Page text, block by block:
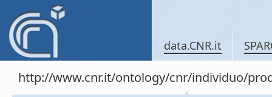
data.CNR.it
http://www.cnr.it/ontology/cnr/individuo/